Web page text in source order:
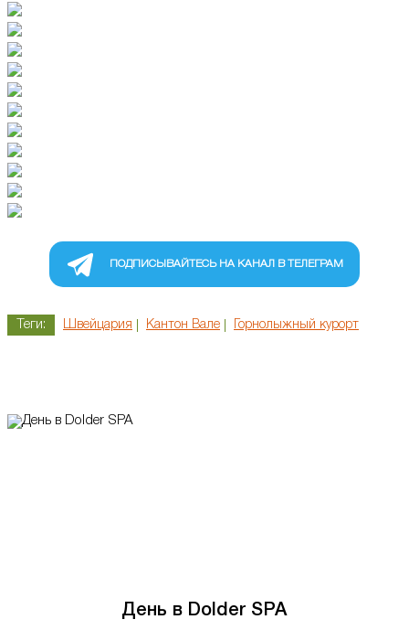
ПОДПИСЫВАЙТЕСЬ НА КАНАЛ В ТЕЛЕГРАМ
Теги: Швейцария Кантон Вале Горнолыжный курорт
День в Dolder SPA